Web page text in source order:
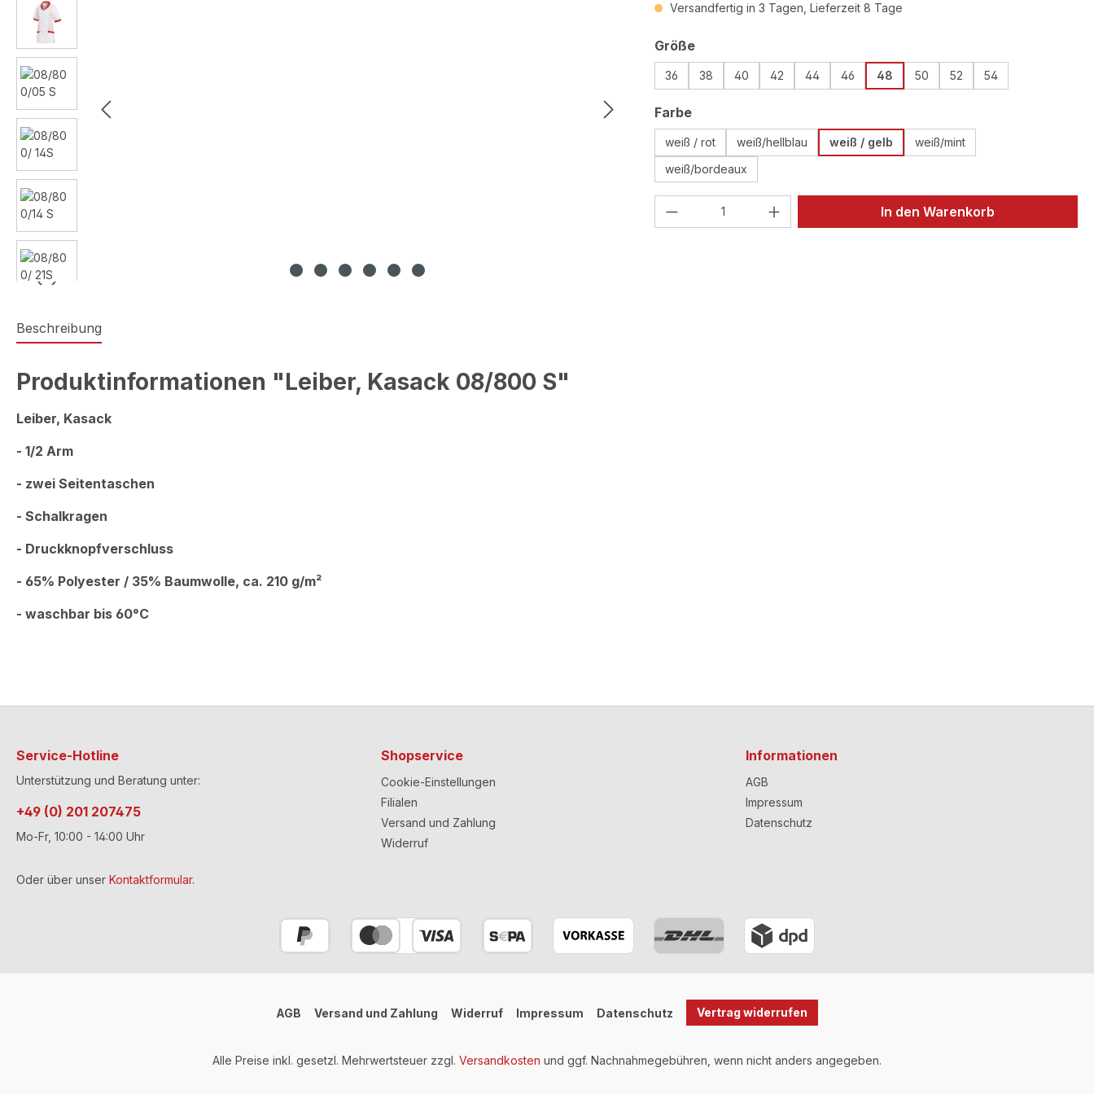
Versandfertig in 3 Tagen, Lieferzeit 8 Tage
Größeauswählen
36 38 40 42 44 46 48 50 52 54
Farbeauswählen
weiß / rot weiß/hellblau weiß / gelb
weiß/mint
weiß/bordeaux
Produkt Anzahl: Gib den gewünschten Wert
In den Warenkorb
Beschreibung
Produktinformationen "Leiber, Kasack 08/800 S"
Leiber, Kasack
- 1/2 Arm
- zwei Seitentaschen
- Schalkragen
- Druckknopfverschluss
- 65% Polyester / 35% Baumwolle, ca. 210 g/m²
- waschbar bis 60°C
Service-Hotline
Unterstützung und Beratung unter:
+49 (0) 201 207475
Mo-Fr, 10:00 - 14:00 Uhr
Oder über unser Kontaktformular.
Shopservice
Cookie-Einstellungen
Filialen
Versand und Zahlung
Widerruf
Informationen
AGB
Impressum
Datenschutz
AGB Versand und Zahlung Widerruf Impressum Datenschutz Vertrag widerrufen
Alle Preise inkl. gesetzl. Mehrwertsteuer zzgl. Versandkosten und ggf. Nachnahmegebühren, wenn nicht anders angegeben.